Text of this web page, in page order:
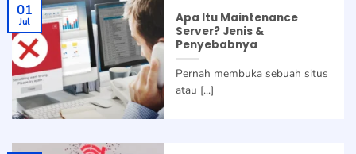
Apa Itu Maintenance
Server? Jenis &
Penyebabnya
Pernah membuka sebuah situs
atau [...]
01
Jul